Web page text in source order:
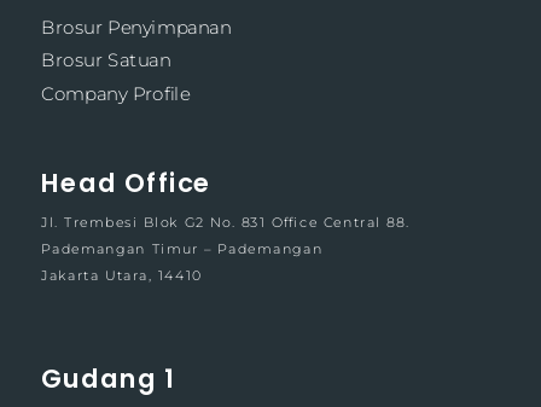
Brosur Penyimpanan
Brosur Satuan
Company Profile
Head Office
Jl. Trembesi Blok G2 No. 831 Office Central 88.
Pademangan Timur – Pademangan
Jakarta Utara, 14410
Gudang 1